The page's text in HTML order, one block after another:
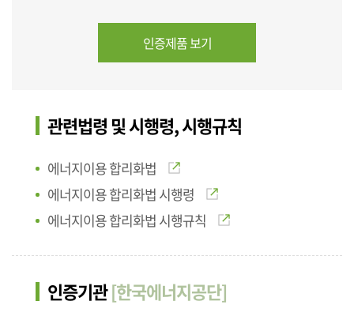
인증제품 보기
관련법령 및 시행령, 시행규칙
에너지이용 합리화법
에너지이용 합리화법 시행령
에너지이용 합리화법 시행규칙
인증기관[한국에너지공단]